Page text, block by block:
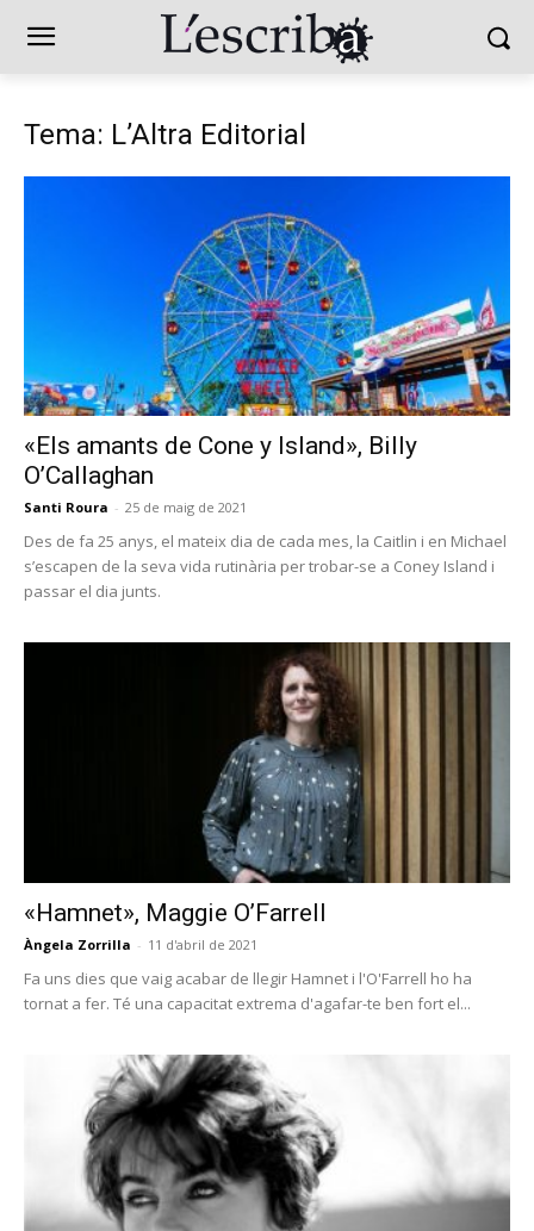
Tema: L’Altra Editorial
«Els amants de Cone y Island», Billy
O’Callaghan
Santi Roura - 25 de maig de 2021
Des de fa 25 anys, el mateix dia de cada mes, la Caitlin i en Michael
s’escapen de la seva vida rutinària per trobar-se a Coney Island i
passar el dia junts.
«Hamnet», Maggie O’Farrell
Àngela Zorrilla - 11 d'abril de 2021
Fa uns dies que vaig acabar de llegir Hamnet i l'O'Farrell ho ha
tornat a fer. Té una capacitat extrema d'agafar-te ben fort el...